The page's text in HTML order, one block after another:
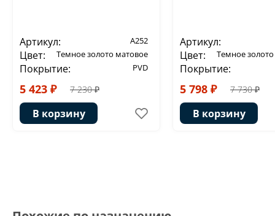
Артикул: A252
Цвет: Темное золото матовое
Покрытие: PVD
5 423 ₽ 7 230 ₽
В корзину
Артикул:
Цвет:
Темное
Покрытие:
5 798 ₽ 7 730 ₽
В корзину